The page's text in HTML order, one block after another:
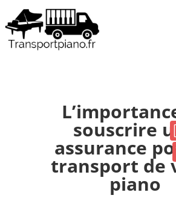
souscrire
assurance
transport de
piano